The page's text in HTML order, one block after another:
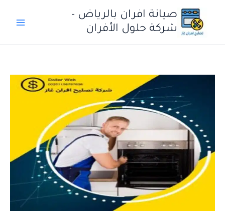
المحتوى
صيانة افران بالرياض -
شركة حلول الأفران